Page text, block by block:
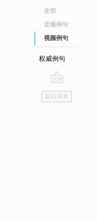
全部
音频例句
视频例句
权威例句
go
top
返回词典